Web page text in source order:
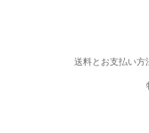
送料とお支払い方